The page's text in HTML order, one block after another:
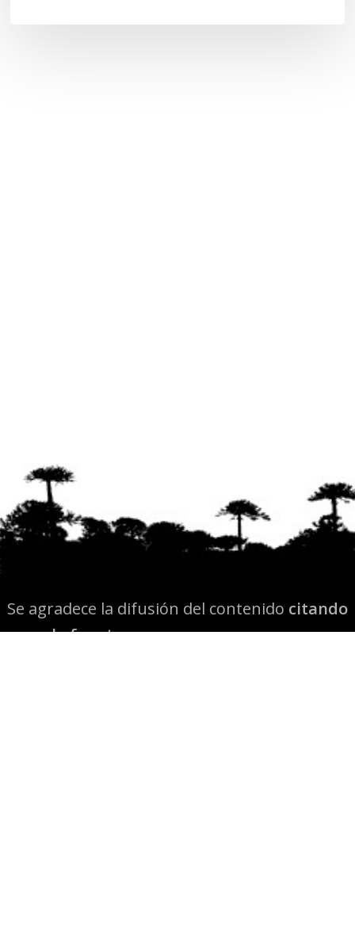
Se agradece la difusión del contenido citando
la fuente www.mapuexpress.org